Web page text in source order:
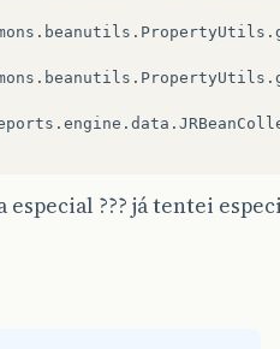
. beanutils . PropertyUtils .
. beanutils . PropertyUtils .
. engine . data .
especial ??? já tentei